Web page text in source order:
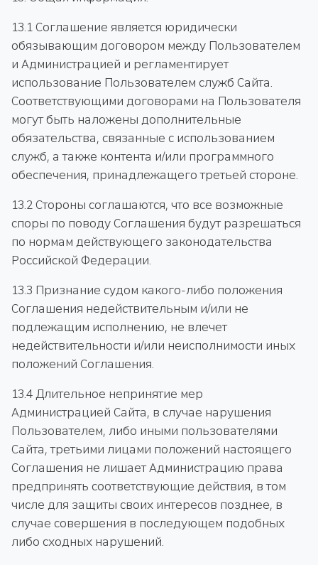
13.1 Соглашение является юридически
обязывающим договором между Пользователем
и Администрацией и регламентирует
использование Пользователем служб Сайта.
Соответствующими договорами на Пользователя
могут быть наложены дополнительные
обязательства, связанные с использованием
служб, а также контента и/или программного
обеспечения, принадлежащего третьей стороне.
13.2 Стороны соглашаются, что все возможные
споры по поводу Соглашения будут разрешаться
по нормам действующего законодательства
Российской Федерации.
13.3 Признание судом какого-либо положения
Соглашения недействительным и/или не
подлежащим исполнению, не влечет
недействительности и/или неисполнимости иных
положений Соглашения.
13.4 Длительное непринятие мер
Администрацией Сайта, в случае нарушения
Пользователем, либо иными пользователями
Сайта, третьими лицами положений настоящего
Соглашения не лишает Администрацию права
предпринять соответствующие действия, в том
числе для защиты своих интересов позднее, в
случае совершения в последующем подобных
либо сходных нарушений.